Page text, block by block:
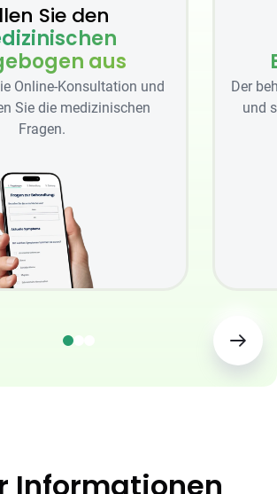
Sie den
aus
Online-Konsultation und
Sie die medizinischen
Fragen.
Der
und
Informationen